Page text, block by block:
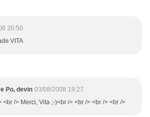
20:50
VITA
Po, devin 03/08/2008 19:27
<br /> Merci, Vita ;-)<br /> <br /> <br /> <br />